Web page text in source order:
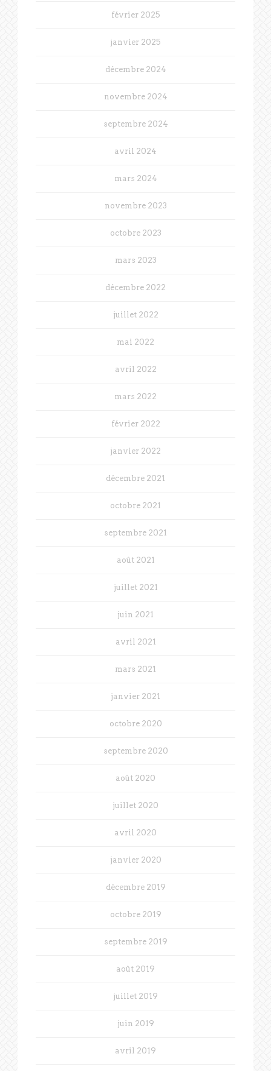
février 2025
janvier 2025
décembre 2024
novembre 2024
septembre 2024
avril 2024
mars 2024
novembre 2023
octobre 2023
mars 2023
décembre 2022
juillet 2022
mai 2022
avril 2022
mars 2022
février 2022
janvier 2022
décembre 2021
octobre 2021
septembre 2021
août 2021
juillet 2021
juin 2021
avril 2021
mars 2021
janvier 2021
octobre 2020
septembre 2020
août 2020
juillet 2020
avril 2020
janvier 2020
décembre 2019
octobre 2019
septembre 2019
août 2019
juillet 2019
juin 2019
avril 2019